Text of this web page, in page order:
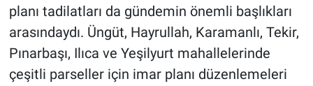
planı tadilatları da gündemin önemli başlıkları
arasındaydı. Üngüt, Hayrullah, Karamanlı, Tekir,
Pınarbaşı, Ilıca ve Yeşilyurt mahallelerinde
çeşitli parseller için imar planı düzenlemeleri